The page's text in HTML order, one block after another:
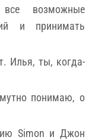
все возможные
и принимать
Илья, ты, когда-
понимаю, о
Simon и Джон